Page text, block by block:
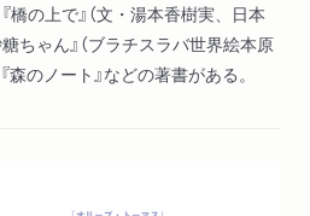
の上で』（文・湯本香樹実、日本
ちゃん』（ブラチスラバ世界絵本原
森のノート』などの著書がある。